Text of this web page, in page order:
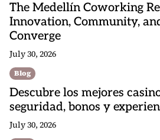
The Medellín Coworking
Innovation, Community,
Converge
July 30, 2026
Blog
Descubre los mejores
seguridad, bonos y
July 30, 2026